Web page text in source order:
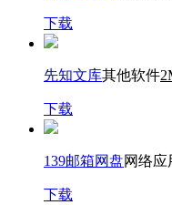
下载
先知文库其他软件
下载
139邮箱网盘网络应
下载